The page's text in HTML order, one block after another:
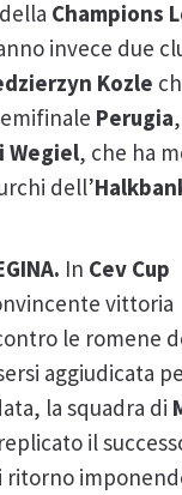
Champions
invece due
Kozle
Perugia
Wegiel, che ha
dell’
In Cev Cup
vittoria
le romene
aggiudicata
la squadra di
il
ritorno